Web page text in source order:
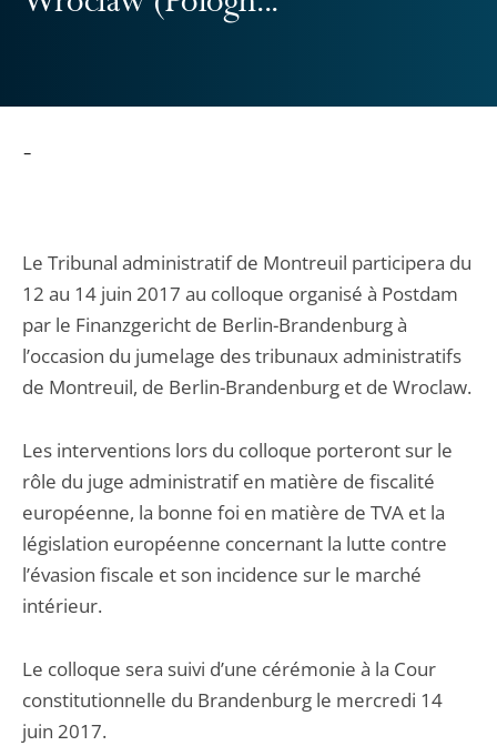
-
Le Tribunal administratif de Montreuil participera du
12 au 14 juin 2017 au colloque organisé à Postdam
par le Finanzgericht de Berlin-Brandenburg à
l’occasion du jumelage des tribunaux administratifs
de Montreuil, de Berlin-Brandenburg et de Wroclaw.
Les interventions lors du colloque porteront sur le
rôle du juge administratif en matière de fiscalité
européenne, la bonne foi en matière de TVA et la
législation européenne concernant la lutte contre
l’évasion fiscale et son incidence sur le marché
intérieur.
Le colloque sera suivi d’une cérémonie à la Cour
constitutionnelle du Brandenburg le mercredi 14
juin 2017.